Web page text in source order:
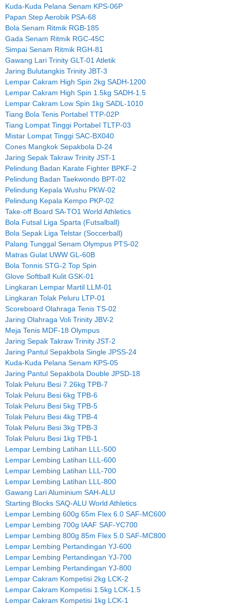
Kuda-Kuda Pelana Senam KPS-06P
Papan Step Aerobik PSA-68
Bola Senam Ritmik RGB-185
Gada Senam Ritmik RGC-45C
Simpai Senam Ritmik RGH-81
Gawang Lari Trinity GLT-01 Atletik
Jaring Bulutangkis Trinity JBT-3
Lempar Cakram High Spin 2kg SADH-1200
Lempar Cakram High Spin 1.5kg SADH-1.5
Lempar Cakram Low Spin 1kg SADL-1010
Tiang Bola Tenis Portabel TTP-02P
Tiang Lompat Tinggi Portabel TLTP-03
Mistar Lompat Tinggi SAC-BX040
Cones Mangkok Sepakbola D-24
Jaring Sepak Takraw Trinity JST-1
Pelindung Badan Karate Fighter BPKF-2
Pelindung Badan Taekwondo BPT-02
Pelindung Kepala Wushu PKW-02
Pelindung Kepala Kempo PKP-02
Take-off Board SA-TO1 World Athletics
Bola Futsal Liga Sparta (Futsalball)
Bola Sepak Liga Telstar (Soccerball)
Palang Tunggal Senam Olympus PTS-02
Matras Gulat UWW GL-60B
Bola Tonnis STG-2 Top Spin
Glove Softball Kulit GSK-01
Lingkaran Lempar Martil LLM-01
Lingkaran Tolak Peluru LTP-01
Scoreboard Olahraga Tenis TS-02
Jaring Olahraga Voli Trinity JBV-2
Meja Tenis MDF-18 Olympus
Jaring Sepak Takraw Trinity JST-2
Jaring Pantul Sepakbola Single JPSS-24
Kuda-Kuda Pelana Senam KPS-05
Jaring Pantul Sepakbola Double JPSD-18
Tolak Peluru Besi 7.26kg TPB-7
Tolak Peluru Besi 6kg TPB-6
Tolak Peluru Besi 5kg TPB-5
Tolak Peluru Besi 4kg TPB-4
Tolak Peluru Besi 3kg TPB-3
Tolak Peluru Besi 1kg TPB-1
Lempar Lembing Latihan LLL-500
Lempar Lembing Latihan LLL-600
Lempar Lembing Latihan LLL-700
Lempar Lembing Latihan LLL-800
Gawang Lari Aluminium SAH-ALU
Starting Blocks SAQ-ALU World Athletics
Lempar Lembing 600g 65m Flex 6.0 SAF-MC600
Lempar Lembing 700g IAAF SAF-YC700
Lempar Lembing 800g 85m Flex 5.0 SAF-MC800
Lempar Lembing Pertandingan YJ-600
Lempar Lembing Pertandingan YJ-700
Lempar Lembing Pertandingan YJ-800
Lempar Cakram Kompetisi 2kg LCK-2
Lempar Cakram Kompetisi 1.5kg LCK-1.5
Lempar Cakram Kompetisi 1kg LCK-1